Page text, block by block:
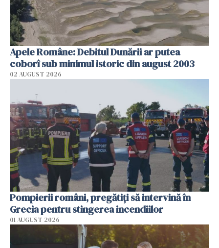
Apele Române: Debitul Dunării ar putea
coborî sub minimul istoric din august 2003
02 AUGUST 2026
Pompierii români, pregătiţi să intervină în
Grecia pentru stingerea incendiilor
01 AUGUST 2026